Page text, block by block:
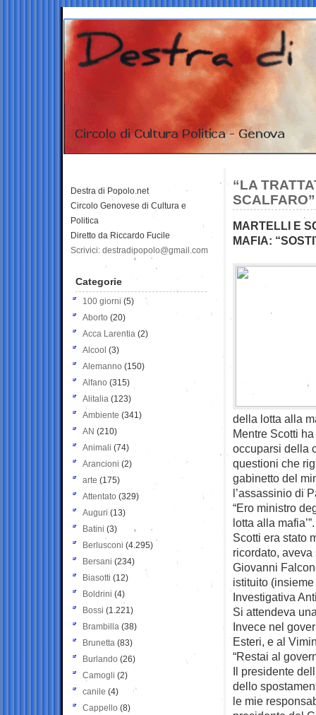
“LA
SCALFARO”
MARTELLI E
MAFIA:
della lotta alla
Mentre Scotti
occuparsi della
questioni che
gabinetto del
l’assassinio di
“Ero ministro
lotta alla mafia’”.
Scotti era stato
ricordato,
Giovanni
istituito
Investigativa
Si attendeva
Invece nel
Esteri, e al
“Restai al
Il presidente
dello
le mie
Destra di Popolo.net
Circolo Genovese di Cultura e
Politica
Diretto da Riccardo Fucile
Scrivici: destradipopolo@gmail.com
Categorie
100 giorni (5)
Aborto (20)
Acca Larentia (2)
Alcool (3)
Alemanno (150)
Alfano (315)
Alitalia (123)
Ambiente (341)
AN (210)
Animali (74)
Arancioni (2)
arte (175)
Attentato (329)
Auguri (13)
Batini (3)
Berlusconi (4.295)
Bersani (234)
Biasotti (12)
Boldrini (4)
Bossi (1.221)
Brambilla (38)
Brunetta (83)
Burlando (26)
Camogli (2)
canile (4)
Cappello (8)